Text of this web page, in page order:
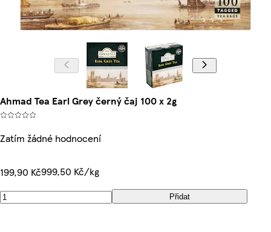
Ahmad Tea Earl Grey černý čaj 100 x 2g
Zatím žádné hodnocení
199,90 Kč999,50 Kč/kg
Přidat